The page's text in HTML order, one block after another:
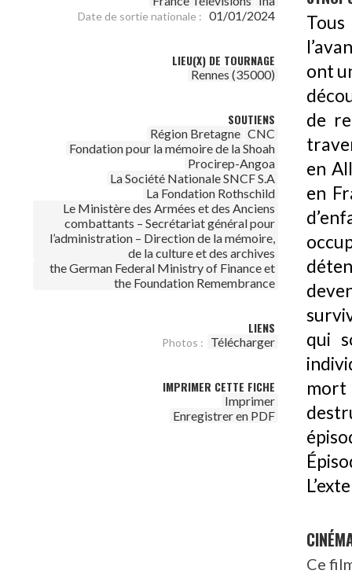
Date de sortie nationale : 01/01/2024
LIEU(X) DE TOURNAGE
Rennes (35000)
SOUTIENS
Région Bretagne CNC
Fondation pour la mémoire de la Shoah
Procirep-Angoa
La Société Nationale SNCF S.A
La Fondation Rothschild
Le Ministère des Armées et des Anciens
combattants – Secrétariat général pour
l’administration – Direction de la mémoire,
de la culture et des archives
the German Federal Ministry of Finance et
the Foundation Remembrance
LIENS
Photos : Télécharger
IMPRIMER CETTE FICHE
Imprimer
Enregistrer en PDF
ont
de
en
en
qui
Ce